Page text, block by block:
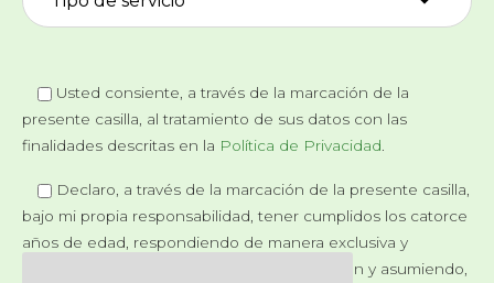
Usted consiente, a través de la marcación de la
presente casilla, al tratamiento de sus datos con las
finalidades descritas en la Política de Privacidad
Declaro, a través de la marcación de la presente casilla,
bajo mi propia responsabilidad, tener cumplidos los catorce
años de edad, respondiendo de manera exclusiva y
personal de la veracidad de dicha declaración y asumiendo,